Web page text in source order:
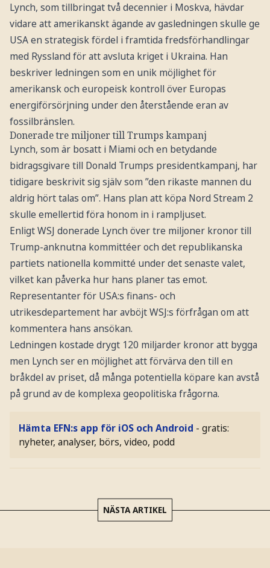
Lynch, som tillbringat två decennier i Moskva, hävdar
vidare att amerikanskt ägande av gasledningen skulle ge
USA en strategisk fördel i framtida fredsförhandlingar
med Ryssland för att avsluta kriget i Ukraina. Han
beskriver ledningen som en unik möjlighet för
amerikansk och europeisk kontroll över Europas
energiförsörjning under den återstående eran av
fossilbränslen.
Donerade tre miljoner till Trumps kampanj
Lynch, som är bosatt i Miami och en betydande
bidragsgivare till Donald Trumps presidentkampanj, har
tidigare beskrivit sig själv som ”den rikaste mannen du
aldrig hört talas om”. Hans plan att köpa Nord Stream 2
skulle emellertid föra honom in i rampljuset.
Enligt WSJ donerade Lynch över tre miljoner kronor till
Trump-anknutna kommittéer och det republikanska
partiets nationella kommitté under det senaste valet,
vilket kan påverka hur hans planer tas emot.
Representanter för USA:s finans- och
utrikesdepartement har avböjt WSJ:s förfrågan om att
kommentera hans ansökan.
Ledningen kostade drygt 120 miljarder kronor att bygga
men Lynch ser en möjlighet att förvärva den till en
bråkdel av priset, då många potentiella köpare kan avstå
på grund av de komplexa geopolitiska frågorna.
Hämta EFN:s app för iOS och Android - gratis:
nyheter, analyser, börs, video, podd
NÄSTA ARTIKEL